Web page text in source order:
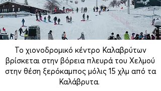
Το χιονοδρομικό κέντρο Καλαβρύτων
βρίσκεται στην βόρεια πλευρά του Χελμού
στην θέση ξερόκαμπος μόλις 15 χλμ από τα
Καλάβρυτα.